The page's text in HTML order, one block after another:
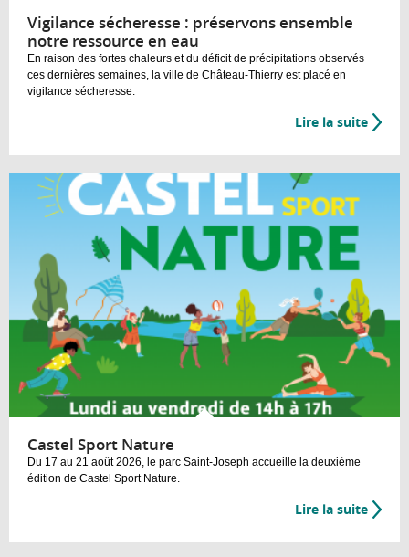
Vigilance sécheresse : préservons ensemble
notre ressource en eau
En raison des fortes chaleurs et du déficit de précipitations observés
ces dernières semaines, la ville de Château-Thierry est placé en
vigilance sécheresse.
Lire la suite
Castel Sport Nature
Du 17 au 21 août 2026, le parc Saint-Joseph accueille la deuxième
édition de Castel Sport Nature.
Lire la suite